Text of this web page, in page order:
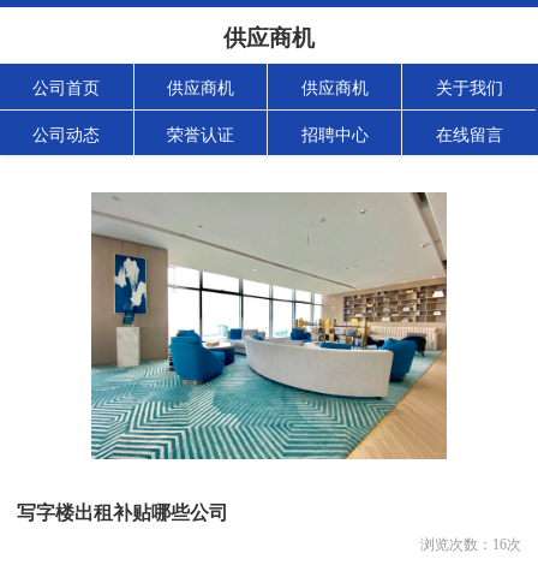
供应商机
公司首页 供应商机 供应商机 关于我们
公司动态 荣誉认证 招聘中心 在线留言
写字楼出租补贴哪些公司
浏览次数： 16次